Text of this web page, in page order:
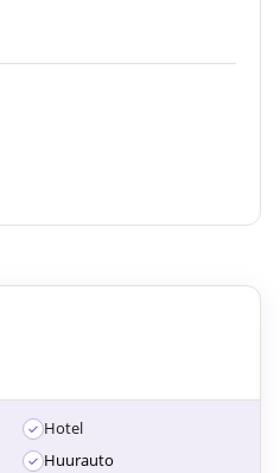
Hotel
Huurauto